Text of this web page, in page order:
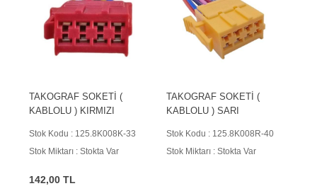
TAKOGRAF SOKETİ (
KABLOLU ) KIRMIZI
Stok Kodu : 125.8K008K-33
Stok Miktarı : Stokta Var
142,00 TL
TAKOGRAF SOKETİ (
KABLOLU ) SARI
Stok Kodu : 125.8K008R-40
Stok Miktarı : Stokta Var